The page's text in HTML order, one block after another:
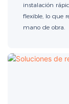
instalación
flexible, lo que
mano de obra.